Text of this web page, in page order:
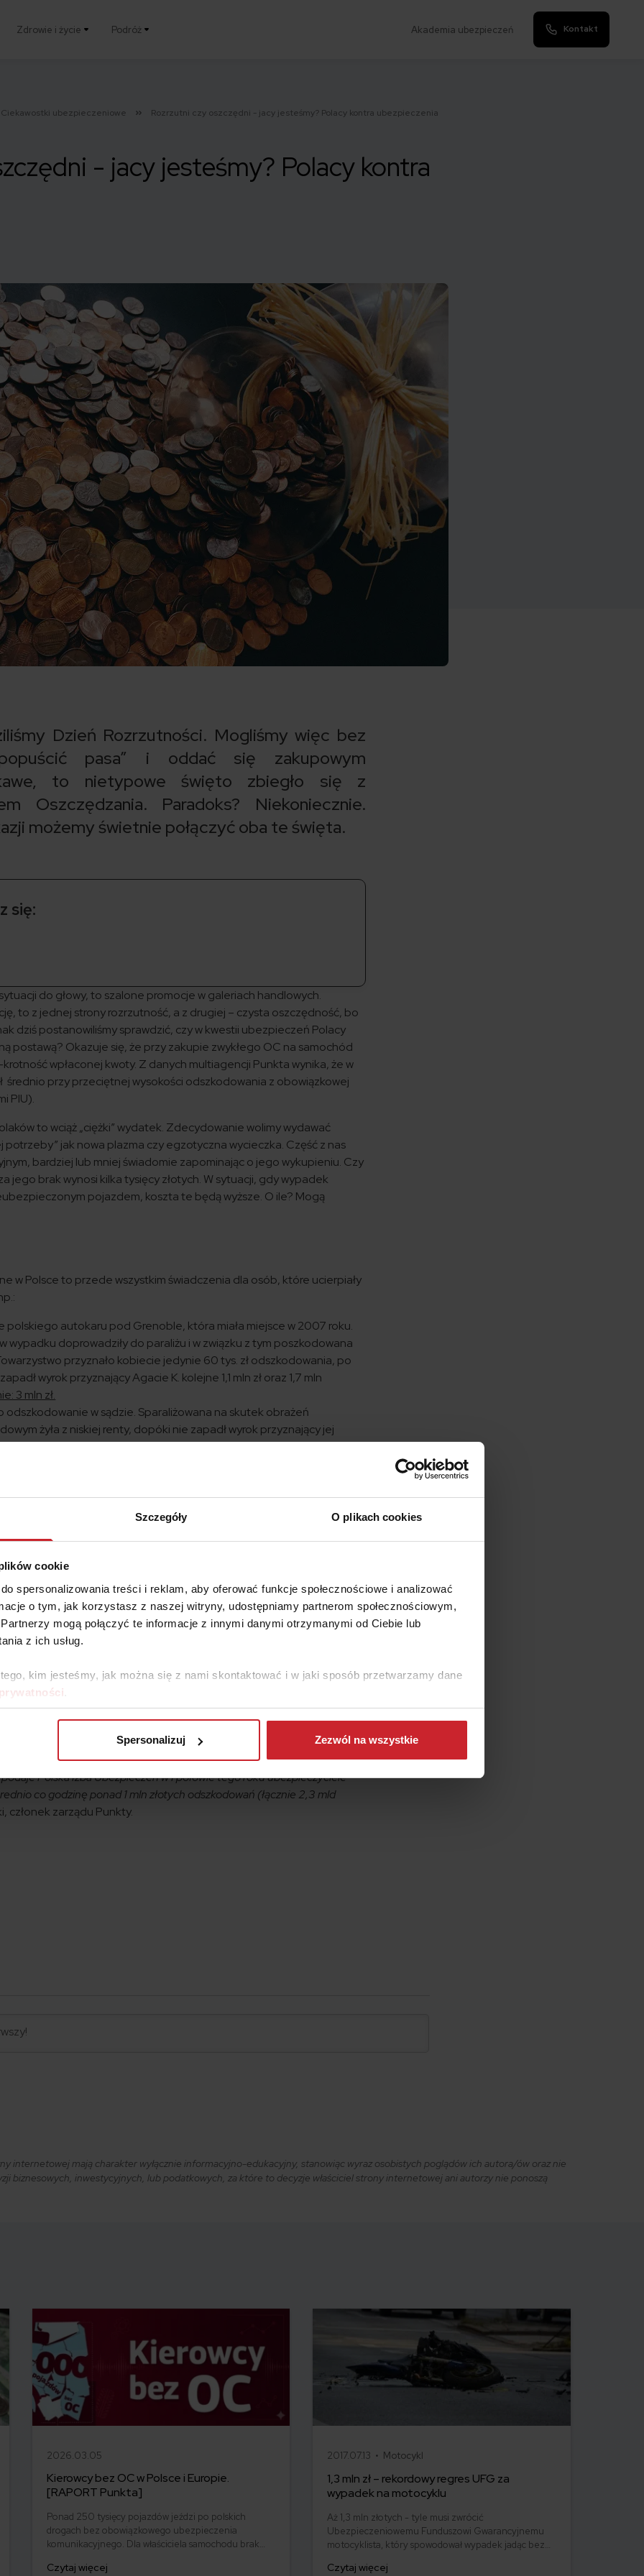
Szczegóły O plikach cookies
cookie
spersonalizowania treści i reklam, aby oferować funkcje społecznościowe i analizować
o tym, jak korzystasz z naszej witryny, udostępniamy partnerom społecznościowym,
mogą połączyć te informacje z innymi danymi otrzymanymi od Ciebie lub
z ich usług.
kim jesteśmy, jak można się z nami skontaktować i w jaki sposób przetwarzamy dane
Spersonalizuj Zezwól na wszystkie
Zdrowie i życie Podróż Akademia ubezpieczeń Kontakt
Ciekawostki ubezpieczeniowe Rozrzutni czy oszczędni - jacy jesteśmy? Polacy kontra ubezpieczenia
- jacy jesteśmy? Polacy kontra
Dzień Rozrzutności. Mogliśmy więc bez
pasa” i oddać się zakupowym
to nietypowe święto zbiegło się z
Oszczędzania. Paradoks? Niekoniecznie.
możemy świetnie połączyć oba te święta.
się:
do głowy, to szalone promocje w galeriach handlowych.
to z jednej strony rozrzutność, a z drugiej – czysta oszczędność, bo
dziś postanowiliśmy sprawdzić, czy w kwestii ubezpieczeń Polacy
postawą? Okazuje się, że przy zakupie zwykłego OC na samochód
wpłaconej kwoty. Z danych multiagencji Punkta wynika, że w
średnio przy przeciętnej wysokości odszkodowania z obowiązkowej
PIU).
to wciąż „ciężki” wydatek. Zdecydowanie wolimy wydawać
potrzeby” jak nowa plazma czy egzotyczna wycieczka. Część z nas
bardziej lub mniej świadomie zapominając o jego wykupieniu. Czy
jego brak wynosi kilka tysięcy złotych. W sytuacji, gdy wypadek
pojazdem, koszta te będą wyższe. O ile? Mogą
w Polsce to przede wszystkim świadczenia dla osób, które ucierpiały
polskiego autokaru pod Grenoble, która miała miejsce w 2007 roku.
wypadku doprowadziły do paraliżu i w związku z tym poszkodowana
przyznało kobiecie jedynie 60 tys. zł odszkodowania, po
wyrok przyznający Agacie K. kolejne 1,1 mln zł oraz 1,7 mln
3 mln zł.
odszkodowanie w sądzie. Sparaliżowana na skutek obrażeń
żyła z niskiej renty, dopóki nie zapadł wyrok przyznający jej
zł miesięcznej renty.Odszkodowanie: 2,5 mln zł.
w którym ucierpiał 4,5-letni pasażer. Chłopiec doznał
kończyn oraz niewydolność oddechową. Dzięki kolejnej batalii
przyznane odszkodowanie w wysokości 1,4 mln zł oraz 11 tys.
mln zł.
mogą też dochodzić wypłat z tytułu zadośćuczynienia za straty
sprawcą któregoś z tych wypadków, a pojazd, którym kierujemy
Wtedy wypłatą odszkodowania poszkodowanym zajmie się
(UFG). Ale to nie koniec. Potem UFG zwróci się do nas o zwrot
Funduszowi 4 mln złotych. Jeśliby unikałby zwrotu pieniędzy,
nie jest właścicielem nieubezpieczonego auta? Zapłaci
z posiadaczem samochodu.
sytuacjach, to warto wiedzieć, że z roku na rok średnia wysokość
Polska Izba Ubezpieczeń w I połowie tego roku ubezpieczyciele
co godzinę ponad 1 mln złotych odszkodowań (łącznie 2,3 mld
członek zarządu Punkty.
internetowej mają charakter wyłącznie informacyjno-edukacyjny, stanowiąc wyraz osobistych poglądów ich autora/ów oraz nie
biznesowych, inwestycyjnych, lub podatkowych, za które to decyzje właściciel strony internetowej ani autorzy nie ponoszą
2026.03.05
Kierowcy bez OC w Polsce i Europie.
[RAPORT Punkta]
Ponad 250 tysięcy pojazdów jeździ po polskich
drogach bez obowiązkowego ubezpieczenia
komunikacyjnego. Dla właściciela samochodu brak
ekspertów ubezpieczeniowych to bardziej przejaw
Czytaj więcej
2017.07.13 • Motocykl
1,3 mln zł – rekordowy regres UFG za
wypadek na motocyklu
Aż 1,3 mln złotych - tyle musi zwrócić
Ubezpieczeniowemu Funduszowi Gwarancyjnemu
motocyklista, który spowodował wypadek jadąc bez
Powodem jest tzw. regres ubezpieczeniowy.
Czytaj więcej